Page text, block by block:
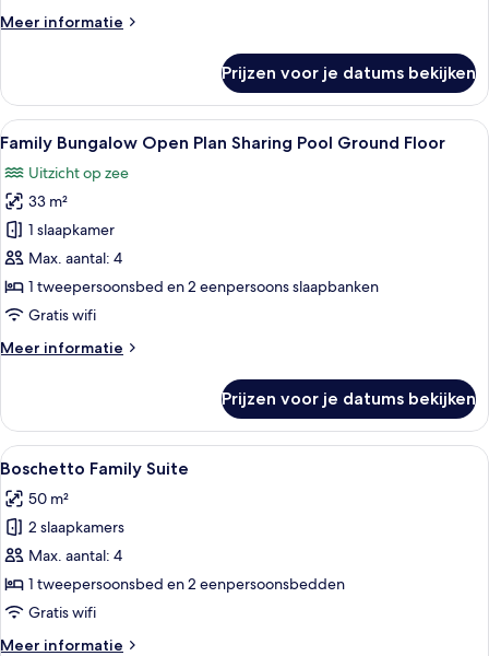
laden
Meer informatie
Meer
Bungalow
Sea
View
Floor
Prijzen voor je datums bekijken
Alle
foto's
voor
Family
Bungalow
Open
Plan
Sharing
Ground
Hotelkamer met een groot bed, een
6
Family Bungalow Open Plan Sharing Pool Ground Floor
Uitzicht op zee
33 m²
1 slaapkamer
Max. aantal: 4
1 tweepersoonsbed en 2 eenpersoons slaapbanken
Gratis wifi
Meer informatie
Meer
Bungalow
Open
Plan
Pool
Ground
Prijzen voor je datums bekijken
Alle
foto's
voor
Boschetto
Family
Suite
laden
Een ruime slaapkamer met een
10
Boschetto Family Suite
50 m²
2 slaapkamers
Max. aantal: 4
1 tweepersoonsbed en 2 eenpersoonsbedden
Gratis wifi
Meer informatie
Meer